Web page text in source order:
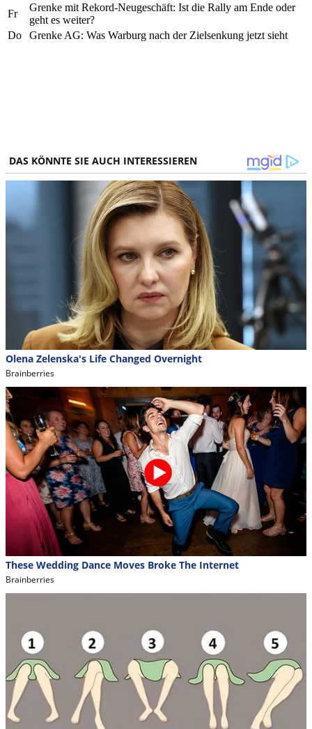
Fr
Grenke mit Rekord-Neugeschäft: Ist die Rally am Ende oder
geht es weiter?
Do
Grenke AG: Was Warburg nach der Zielsenkung jetzt sieht